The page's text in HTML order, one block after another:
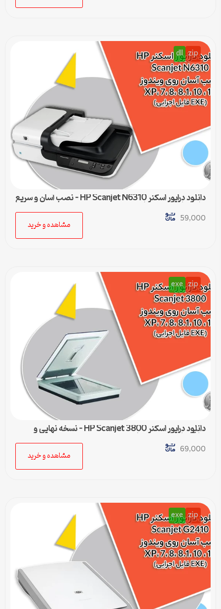
zip
dll
دانلود درایور اسکنر HP Scanjet N6310 – نصب آسان و سریع
برای تمامی ویندوزها
59,000
مشاهده و خرید
zip
exe
دانلود درایور اسکنر HP Scanjet 3800 – نسخه نهایی و
سازگار با تمام ویندوزها
69,000
مشاهده و خرید
zip
exe